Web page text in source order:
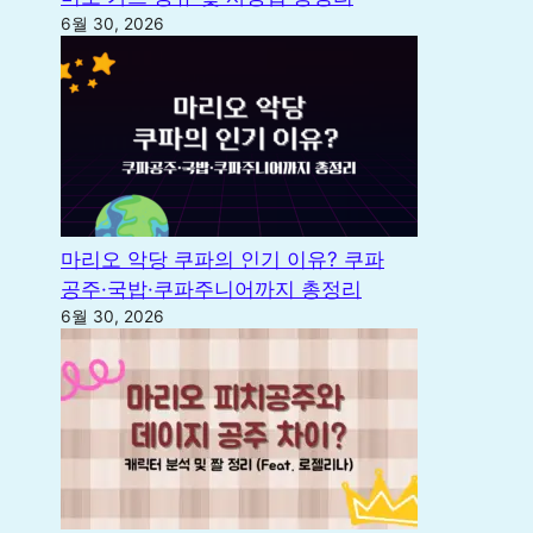
6월 30, 2026
마리오 악당 쿠파의 인기 이유? 쿠파
공주·국밥·쿠파주니어까지 총정리
6월 30, 2026